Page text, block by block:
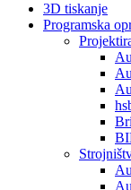
3D tiskanje
Programska